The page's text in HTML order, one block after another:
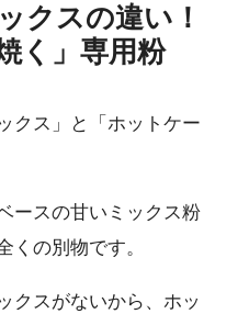
クスの違い！
く」専用粉
クス」と「ホットケー
ースの甘いミックス粉
くの別物です。
クスがないから、ホッ